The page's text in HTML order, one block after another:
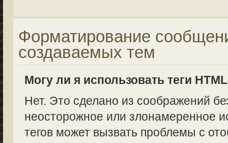
Форматирование
создаваемых тем
Могу ли я использовать теги
Нет. Это сделано из соображений
неосторожное или злонамеренное
тегов может вызвать проблемы с